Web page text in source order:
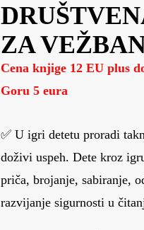
ZA
Cena knjige 12 EU plus
Goru 5 eura
✅ U igri detetu proradi
doživi uspeh. Dete kroz
priča, brojanje, sabiranje,
razvijanje sigurnosti u